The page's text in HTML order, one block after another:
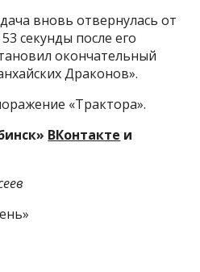
вновь отвернулась от
секунды после его
окончательный
Драконов».
«Трактора».
ВКонтакте и